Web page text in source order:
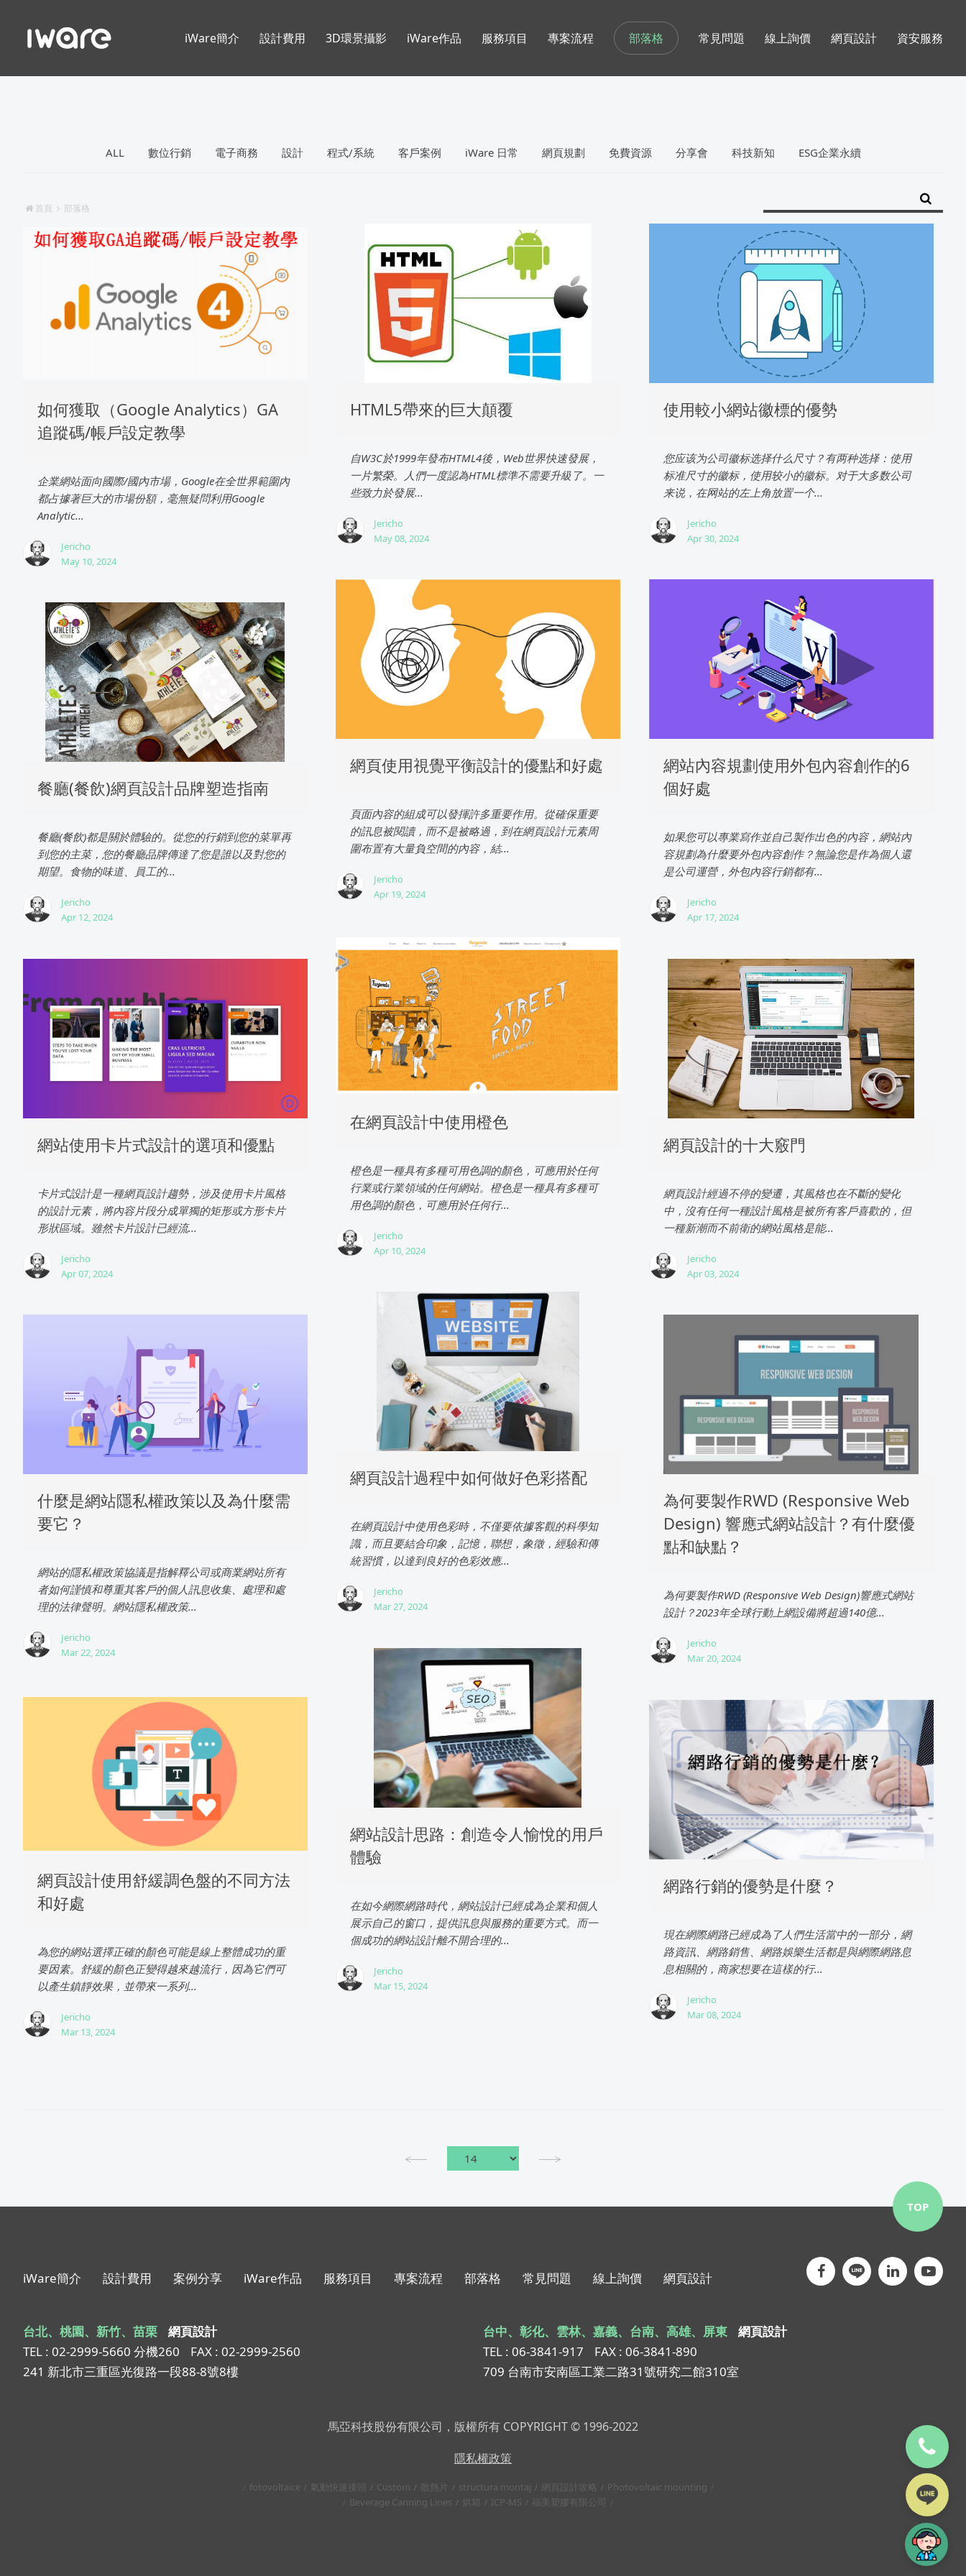
部落格
ALL 數位行銷 電子商務 設計 程式/系統 客戶案例 iWare 日常 網頁規劃 免費資源 分享會 科技新知 ESG企業永續
首頁 部落格
如何獲取（Google Analytics）GA
追蹤碼/帳戶設定教學
企業網站面向國際/國內市場，Google在全世界範圍內
都占據著巨大的市場份額，毫無疑問利用Google
Analytic...
Jericho
May 10, 2024
HTML5帶來的巨大顛覆
自W3C於1999年發布HTML4後，Web世界快速發展，
一片繁榮。人們一度認為HTML標準不需要升級了。一
些致力於發展...
Jericho
May 08, 2024
使用較小網站徽標的優勢
您应该为公司徽标选择什么尺寸？有两种选择：使用
标准尺寸的徽标，使用较小的徽标。对于大多数公司
来说，在网站的左上角放置一个...
Jericho
Apr 30, 2024
網頁使用視覺平衡設計的優點和好處
頁面內容的組成可以發揮許多重要作用。從確保重要
的訊息被閱讀，而不是被略過，到在網頁設計元素周
圍布置有大量負空間的內容，結...
Jericho
Apr 19, 2024
網站內容規劃使用外包內容創作的6
個好處
如果您可以專業寫作並自己製作出色的內容，網站內
容規劃為什麼要外包內容創作？無論您是作為個人還
是公司運營，外包內容行銷都有...
Jericho
Apr 17, 2024
餐廳(餐飲)網頁設計品牌塑造指南
餐廳(餐飲)都是關於體驗的。從您的行銷到您的菜單再
到您的主菜，您的餐廳品牌傳達了您是誰以及對您的
期望。食物的味道、員工的...
Jericho
Apr 12, 2024
在網頁設計中使用橙色
橙色是一種具有多種可用色調的顏色，可應用於任何
行業或行業領域的任何網站。橙色是一種具有多種可
用色調的顏色，可應用於任何行...
Jericho
Apr 10, 2024
網站使用卡片式設計的選項和優點
卡片式設計是一種網頁設計趨勢，涉及使用卡片風格
的設計元素，將內容片段分成單獨的矩形或方形卡片
形狀區域。雖然卡片設計已經流...
Jericho
Apr 07, 2024
網頁設計的十大竅門
網頁設計經過不停的變遷，其風格也在不斷的變化
中，沒有任何一種設計風格是被所有客戶喜歡的，但
一種新潮而不前衛的網站風格是能...
Jericho
Apr 03, 2024
網頁設計過程中如何做好色彩搭配
在網頁設計中使用色彩時，不僅要依據客觀的科學知
識，而且要結合印象，記憶，聯想，象徵，經驗和傳
統習慣，以達到良好的色彩效應...
Jericho
Mar 27, 2024
什麼是網站隱私權政策以及為什麼需
要它？
網站的隱私權政策協議是指解釋公司或商業網站所有
者如何謹慎和尊重其客戶的個人訊息收集、處理和處
理的法律聲明。網站隱私權政策...
Jericho
Mar 22, 2024
為何要製作RWD (Responsive Web
Design) 響應式網站設計？有什麼優
點和缺點？
為何要製作RWD (Responsive Web Design)響應式網站
設計？2023年全球行動上網設備將超過140億...
Jericho
Mar 20, 2024
網站設計思路：創造令人愉悅的用戶
體驗
在如今網際網路時代，網站設計已經成為企業和個人
展示自己的窗口，提供訊息與服務的重要方式。而一
個成功的網站設計離不開合理的...
Jericho
Mar 15, 2024
網頁設計使用舒緩調色盤的不同方法
和好處
為您的網站選擇正確的顏色可能是線上整體成功的重
要因素。舒緩的顏色正變得越來越流行，因為它們可
以產生鎮靜效果，並帶來一系列...
Jericho
Mar 13, 2024
網路行銷的優勢是什麼？
現在網際網路已經成為了人們生活當中的一部分，網
路資訊、網路銷售、網路娛樂生活都是與網際網路息
息相關的，商家想要在這樣的行...
Jericho
Mar 08, 2024
iWare簡介 設計費用 案例分享 iWare作品 服務項目 專案流程 部落格 常見問題 線上詢價 網頁設計
台北、桃園、新竹、苗栗
網頁設計
TEL : 02-2999-5660 分機260
FAX : 02-2999-2560
241 新北市三重區光復路一段88-8號8樓
台中、彰化、雲林、嘉義、台南、高雄、屏東
網頁設計
TEL : 06-3841-917
FAX : 06-3841-890
709 台南市安南區工業二路31號研究二館310室
馬亞科技股份有限公司，版權所有 COPYRIGHT © 1996-2022
隱私權政策
fotovoltaice 氣動快速接頭 Custom 散熱片 structura montaj 網頁設計攻略
Photovoltaic mounting
Beverage Canning Lines
烘箱 ICP-MS 福美塑膠有限公司
TOP